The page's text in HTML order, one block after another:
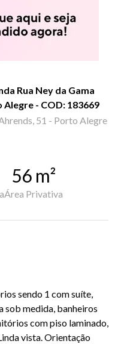
Rua Ney da Gama
- COD: 183669
51 - Porto Alegre
56 m²
Área Privativa
sendo 1 com suíte,
sob medida, banheiros
com piso laminado,
vista. Orientação